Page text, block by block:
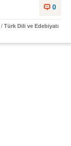
0
/ Türk Dili ve Edebiyatı